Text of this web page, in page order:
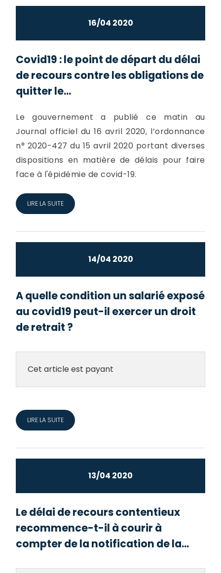
16/04 2020
Covid19 : le point de départ du délai
de recours contre les obligations de
quitter le...
Le gouvernement a publié ce matin au
Journal officiel du 16 avril 2020, l’ordonnance
n° 2020-427 du 15 avril 2020 portant diverses
dispositions en matière de délais pour faire
face à l'épidémie de covid-19.
LIRE LA SUITE
14/04 2020
A quelle condition un salarié exposé
au covid19 peut-il exercer un droit
de retrait ?
Cet article est payant
LIRE LA SUITE
13/04 2020
Le délai de recours contentieux
recommence-t-il à courir à
compter de la notification de la...